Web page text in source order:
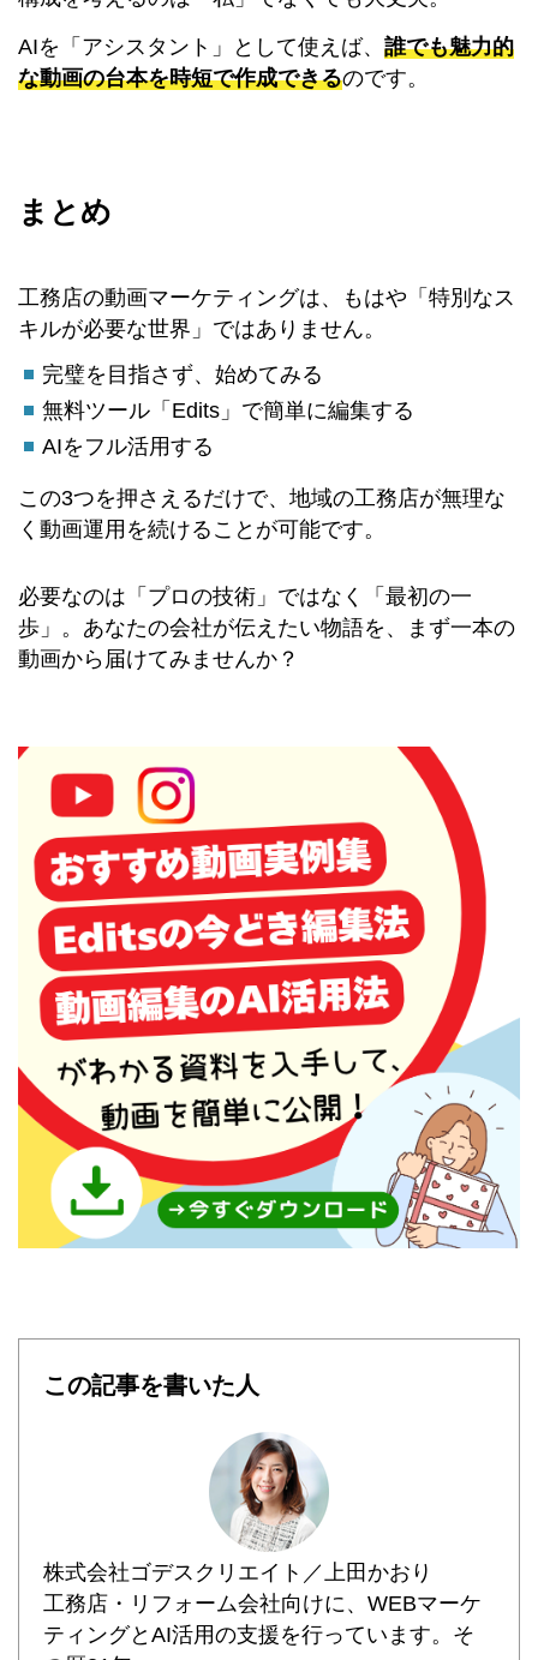
AIを「アシスタント」として使えば、 誰でも魅力的
な動画の台本を時短で作成できるのです。
まとめ
工務店の動画マーケティングは、もはや「特別なス
キルが必要な世界」ではありません。
完璧を目指さず、始めてみる
無料ツール「Edits」で簡単に編集する
AIをフル活用する
この3つを押さえるだけで、地域の工務店が無理な
く動画運用を続けることが可能です。
必要なのは「プロの技術」ではなく「最初の一
歩」。 あなたの会社が伝えたい物語を、まず一本の
動画から届けてみませんか？
この記事を書いた人
株式会社ゴデスクリエイト／上田かおり
工務店・リフォーム会社向けに、WEBマーケ
ティングとAI活用の支援を行っています。そ